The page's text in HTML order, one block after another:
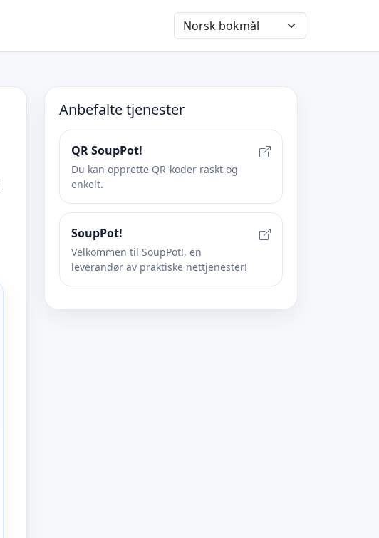
Anbefalte tjenester
QR SoupPot!
Du kan opprette QR-koder raskt og
enkelt.
SoupPot!
Velkommen til SoupPot!, en
leverandør av praktiske nettjenester!